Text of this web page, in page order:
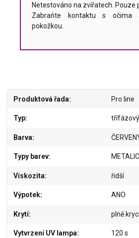
Netestováno na zvířatech. Pouze
Zabraňte kontaktu s očima
pokožkou.
Produktová řada Pro line
Typ
Barva
Typy barev
Viskozita řidší
Výpotek ANO
Krytí plně
Vytvrzení UV lampa 120 s